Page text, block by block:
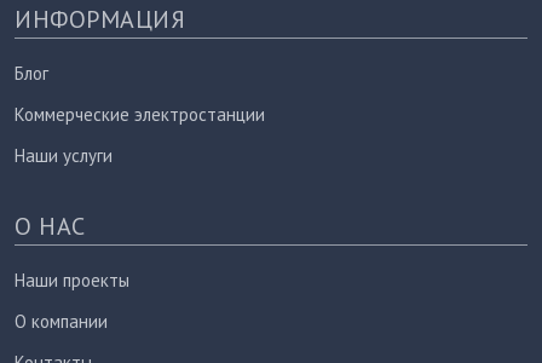
ИНФОРМАЦИЯ
Блог
Коммерческие электростанции
Наши услуги
О НАС
Наши проекты
О компании